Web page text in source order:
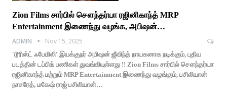
Zion Films சார்பில் சௌந்தர்யா ரஜினிகாந்த் MRP
Entertainment இணைந்து வழங்க, அபிஷன்…
ADMIN
Nov 15, 2025
'டூரிஸ்ட் ஃபேமிலி' இயக்குநர் அபிஷன் ஜீவிந்த் நாயகனாக நடிக்கும், புதிய
படத்தின் டப்பிங் பணிகள் துவங்கியுள்ளது !! Zion Films சார்பில் சௌந்தர்யா
ரஜினிகாந்த் மற்றும் MRP Entertainment இணைந்து வழங்கும், பசிலியான்
நாசரேத், மகேஷ் ராஜ் பசிலியான்…